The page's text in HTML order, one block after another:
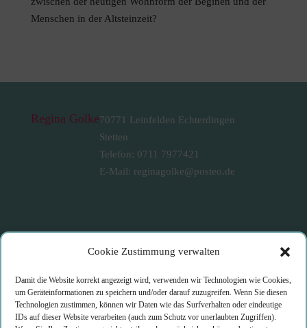
Cookie Zustimmung verwalten
Damit die Website korrekt angezeigt wird, verwenden wir Technologien wie Cookies,
um Geräteinformationen zu speichern und/oder darauf zuzugreifen. Wenn Sie diesen
Technologien zustimmen, können wir Daten wie das Surfverhalten oder eindeutige
IDs auf dieser Website verarbeiten (auch zum Schutz vor unerlaubten Zugriffen).
Menschen in der Altsteinzeit?
Regina Golke70771 Leinfelden Echterdingen
Stetten
Telefon: 0711 7977421
E-Mail: reginagolke@posteo.de
Links
Impressum